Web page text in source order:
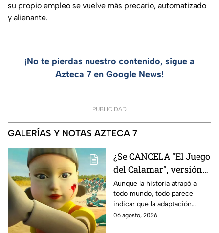
su propio empleo se vuelve más precario, automatizado
y alienante.
¡No te pierdas nuestro contenido, sigue a
Azteca 7 en Google News!
PUBLICIDAD
GALERÍAS Y NOTAS AZTECA 7
¿Se CANCELA "El Juego
del Calamar", versión
Estados Unidos? Esto
es lo que se sabe al
momento
Aunque la historia atrapó a
todo mundo, todo parece
indicar que la adaptación
podría ser cancelada:
06 agosto, 2026